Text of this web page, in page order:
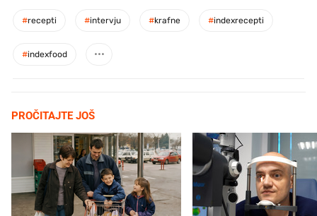
#recepti #intervju #krafne #indexrecepti
#indexfood
PROČITAJTE JOŠ